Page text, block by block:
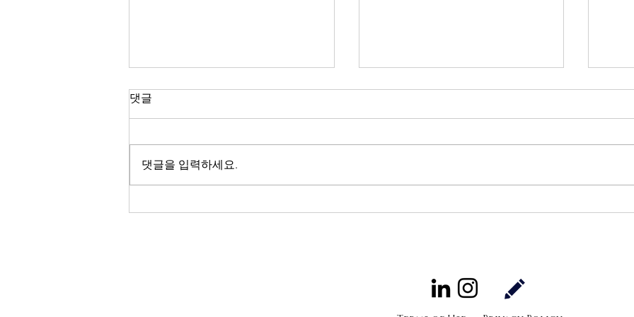
NFT 시장에서의 IP 분쟁의 유
있는 지식재산(IP)의 분쟁 중 저작
권 관련 분쟁에 대하여 살펴보았
NFT 시장에서의 IP 분쟁의 유
성이 좋은 새로운 기회를 가져다
E-
고객
댓글
댓글을 입력하세요.